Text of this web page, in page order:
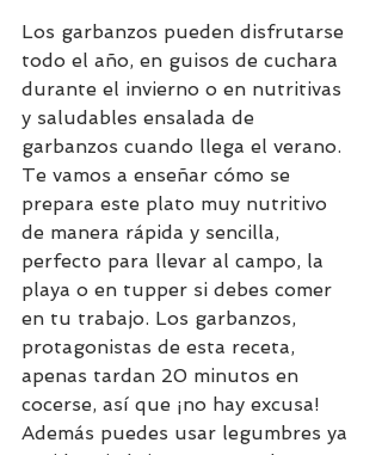
Los garbanzos pueden disfrutarse
todo el año, en guisos de cuchara
durante el invierno o en nutritivas
y saludables ensalada de
garbanzos cuando llega el verano.
Te vamos a enseñar cómo se
prepara este plato muy nutritivo
de manera rápida y sencilla,
perfecto para llevar al campo, la
playa o en tupper si debes comer
en tu trabajo. Los garbanzos,
protagonistas de esta receta,
apenas tardan 20 minutos en
cocerse, así que ¡no hay excusa!
Además puedes usar legumbres ya